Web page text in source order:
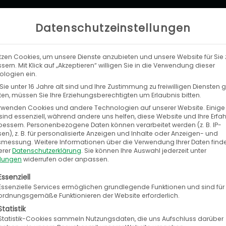
OUR SERVICES REFERENCES
and meet our e-commerce experts at
in Frankfurt.
performance
the business
Datenschutzeinstellungen
Cookies, um unsere Dienste anzubieten und unsere Website für Sie
Mit Klick auf „Akzeptieren“ willigen Sie in die Verwendung dieser
ein.
unter 16 Jahre alt sind und Ihre Zustimmung zu freiwilligen Diensten
müssen Sie Ihre Erziehungsberechtigten um Erlaubnis bitten.
Cookies und andere Technologien auf unserer Website.
essenziell, während andere uns helfen, diese Website und Ihre
Personenbezogene Daten können verarbeitet werden (z. B. IP-
z. B. für personalisierte Anzeigen und Inhalte oder Anzeigen- und
Weitere Informationen über die Verwendung Ihrer Daten
Datenschutzerklärung. Sie können Ihre Auswahl jederzeit unter
widerrufen oder anpassen.
eine Liste der Service-Gruppen, für die eine
Services ermöglichen grundlegende Funktionen und sind
Funktionieren der Website erforderlich.
Cookies sammeln Nutzungsdaten, die uns Aufschluss darüber